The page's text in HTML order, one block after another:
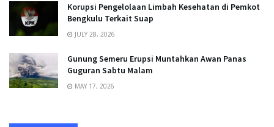
Korupsi Pengelolaan Limbah Kesehatan di Pemkot
Bengkulu Terkait Suap
JULY 28, 2026
Gunung Semeru Erupsi Muntahkan Awan Panas
Guguran Sabtu Malam
MAY 17, 2026